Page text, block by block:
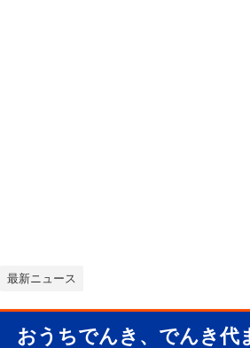
最新ニュース
おうちでんき、でんき代